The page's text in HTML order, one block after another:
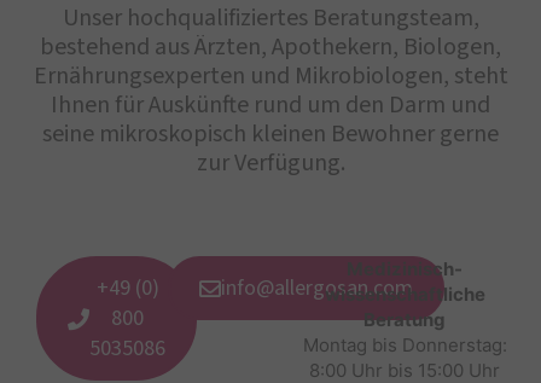
Unser hochqualifiziertes Beratungsteam,
bestehend aus Ärzten, Apothekern, Biologen,
Ernährungsexperten und Mikrobiologen, steht
Ihnen für Auskünfte rund um den Darm und
seine mikroskopisch kleinen Bewohner gerne
zur Verfügung.
+49 (0)
800
5035086
info@allergosan.com
Medizinisch-
wissenschaftliche
Beratung
Montag bis Donnerstag:
8:00 Uhr bis 15:00 Uhr